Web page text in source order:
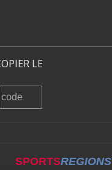
LE
SPORTSREGIONS